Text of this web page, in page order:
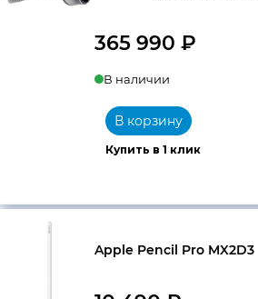
365 990 ₽
В наличии
Купить в 1 клик
В корзину
Apple Pencil Pro MX2D3